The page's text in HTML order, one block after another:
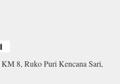
8, Ruko Puri Kencana Sari,